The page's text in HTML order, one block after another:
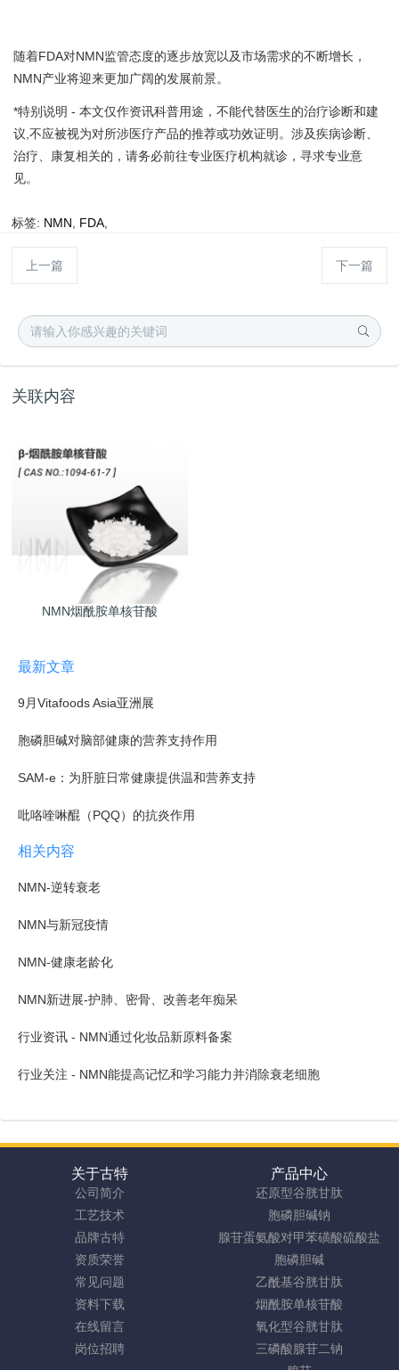
随着FDA对NMN监管态度的逐步放宽以及市场需求的不断增长，
NMN产业将迎来更加广阔的发展前景。
*特别说明 - 本文仅作资讯科普用途，不能代替医生的治疗诊断和建
议,不应被视为对所涉医疗产品的推荐或功效证明。涉及疾病诊断、
治疗、康复相关的，请务必前往专业医疗机构就诊，寻求专业意
见。
标签: NMN FDA
上一篇 下一篇
关联内容
NMN烟酰胺单核苷酸
最新文章
9月Vitafoods Asia亚洲展
胞磷胆碱对脑部健康的营养支持作用
SAM-e：为肝脏日常健康提供温和营养支持
吡咯喹啉醌（PQQ）的抗炎作用
相关内容
NMN-逆转衰老
NMN与新冠疫情
NMN-健康老龄化
NMN新进展-护肺、密骨、改善老年痴呆
行业资讯 - NMN通过化妆品新原料备案
行业关注 - NMN能提高记忆和学习能力并消除衰老细胞
关于古特
公司简介
工艺技术
品牌古特
资质荣誉
常见问题
资料下载
在线留言
岗位招聘
产品中心
还原型谷胱甘肽
胞磷胆碱钠
腺苷蛋氨酸对甲苯磺酸硫酸盐
胞磷胆碱
乙酰基谷胱甘肽
烟酰胺单核苷酸
氧化型谷胱甘肽
三磷酸腺苷二钠